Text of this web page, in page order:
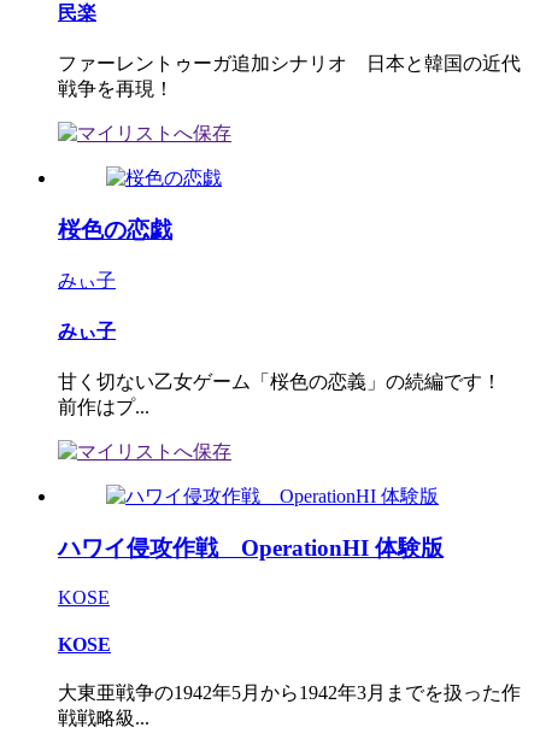
民楽
ファーレントゥーガ追加シナリオ 日本と韓国の近代
戦争を再現！
桜色の恋戯
みぃ子
みぃ子
甘く切ない乙女ゲーム「桜色の恋義」の続編です！
前作はプ...
ハワイ侵攻作戦 OperationHI 体験版
KOSE
KOSE
大東亜戦争の1942年5月から1942年3月までを扱った作
戦戦略級...